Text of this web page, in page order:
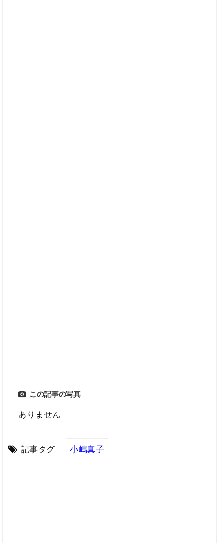
この記事の写真
ありません
記事タグ 小嶋真子